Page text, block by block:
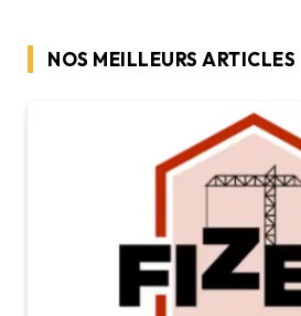
NOS MEILLEURS ARTICLES